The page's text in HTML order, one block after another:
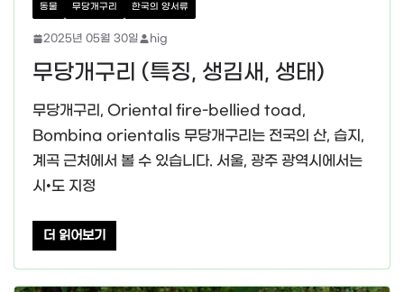
동물 무당개구리 한국의 양서류
2025년 05월 30일 hig
무당개구리 (특징, 생김새, 생태)
무당개구리, Oriental fire-bellied toad,
Bombina orientalis 무당개구리는 전국의 산, 습지,
계곡 근처에서 볼 수 있습니다. 서울, 광주 광역시에서는
시•도 지정
더 읽어보기